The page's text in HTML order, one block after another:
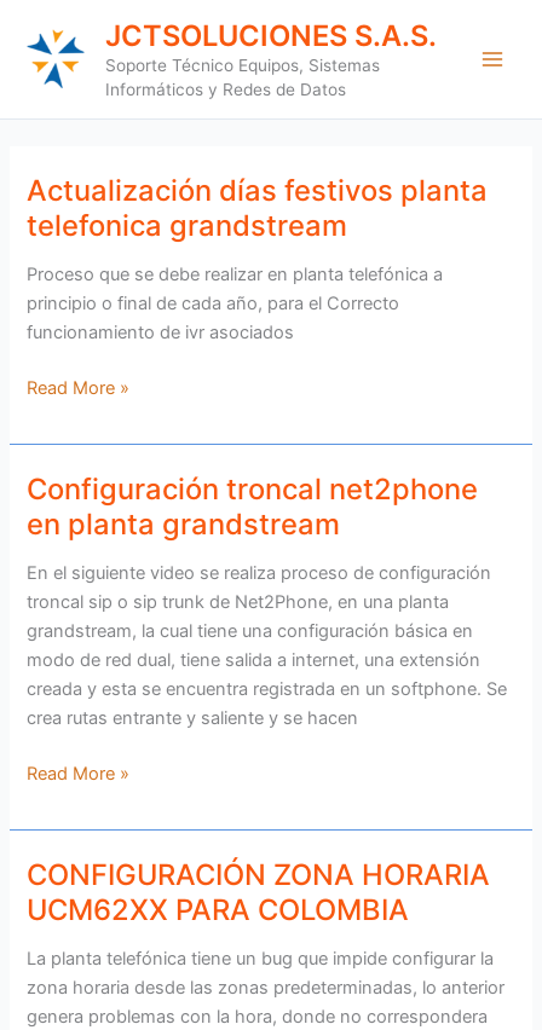
contenido
JCTSOLUCIONES S.A.S.
Soporte Técnico Equipos, Sistemas
Informáticos y Redes de Datos
Actualización días festivos planta
telefonica grandstream
Proceso que se debe realizar en planta telefónica a
principio o final de cada año, para el Correcto
funcionamiento de ivr asociados
Actualización
días
festivos
planta
telefonica
grandstream
Read More »
Configuración troncal net2phone
en planta grandstream
En el siguiente video se realiza proceso de configuración
troncal sip o sip trunk de Net2Phone, en una planta
grandstream, la cual tiene una configuración básica en
modo de red dual, tiene salida a internet, una extensión
creada y esta se encuentra registrada en un softphone. Se
crea rutas entrante y saliente y se hacen
Configuración
troncal
net2phone
en
planta
grandstream
Read More »
CONFIGURACIÓN ZONA HORARIA
UCM62XX PARA COLOMBIA
La planta telefónica tiene un bug que impide configurar la
zona horaria desde las zonas predeterminadas, lo anterior
genera problemas con la hora, donde no correspondera
CONFIGURACIÓN
ZONA
HORARIA
UCM62XX
PARA
COLOMBIA